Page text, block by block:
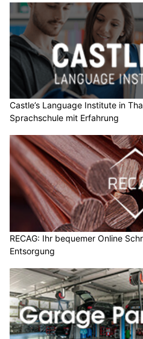
Castle’s Language Institute in
Sprachschule mit Erfahrung
RECAG: Ihr bequemer Online
Entsorgung